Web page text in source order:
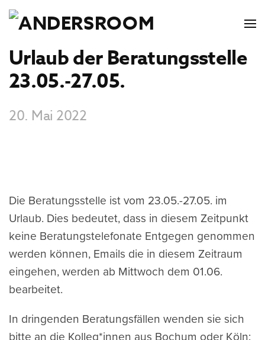
Urlaub der Beratungsstelle
23.05.-27.05.
20. Mai 2022
Die Beratungsstelle ist vom 23.05.-27.05. im
Urlaub. Dies bedeutet, dass in diesem Zeitpunkt
keine Beratungstelefonate Entgegen genommen
werden können, Emails die in diesem Zeitraum
eingehen, werden ab Mittwoch dem 01.06.
bearbeitet.
In dringenden Beratungsfällen wenden sie sich